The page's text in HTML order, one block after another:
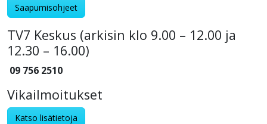
Saapumisohjeet
TV7 Keskus (arkisin klo 9.00 – 12.00 ja
12.30 – 16.00)
09 756 2510
Vikailmoitukset
Katso lisätietoja